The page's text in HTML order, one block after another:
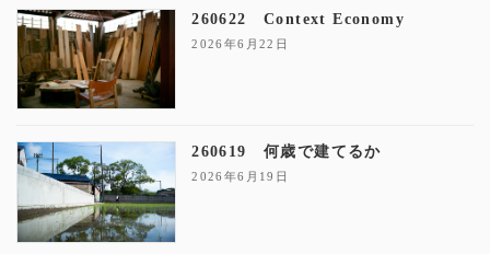
260622 Context Economy
2026年6月22日
260619 何歳で建てるか
2026年6月19日